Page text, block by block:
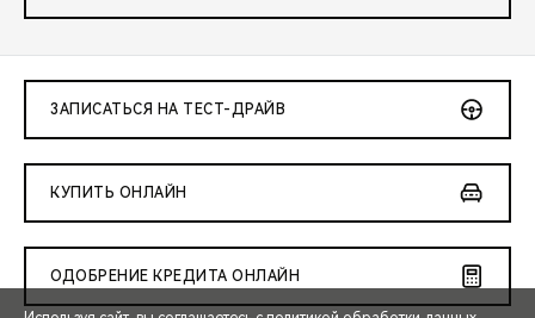
ЗАПИСАТЬСЯ НА ТЕСТ-ДРАЙВ
КУПИТЬ ОНЛАЙН
ОДОБРЕНИЕ КРЕДИТА ОНЛАЙН